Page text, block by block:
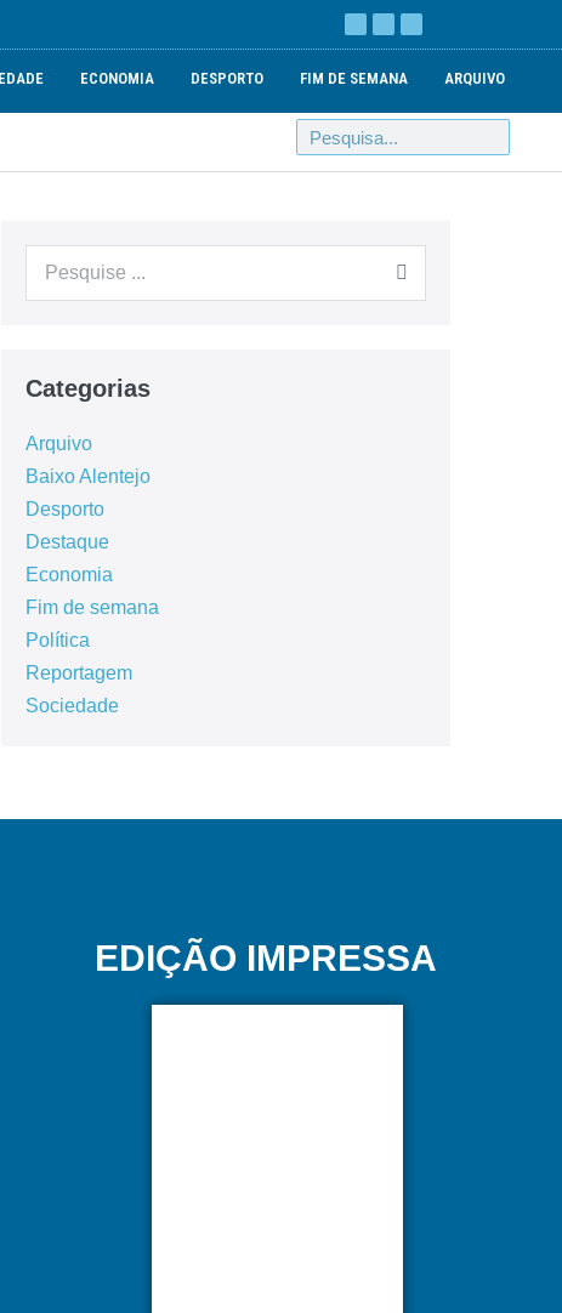
ECONOMIA DESPORTO FIM DE SEMANA ARQUIVO
Categorias
Arquivo
Baixo Alentejo
Desporto
Destaque
Economia
Fim de semana
Política
Reportagem
Sociedade
EDIÇÃO IMPRESSA